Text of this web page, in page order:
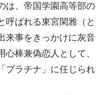
は、帝国学園高等部の
呼ばれる東宮閑雅（と
来事をきっかけに灰音
棒兼偽恋人として、
プラチナ」に任じられ